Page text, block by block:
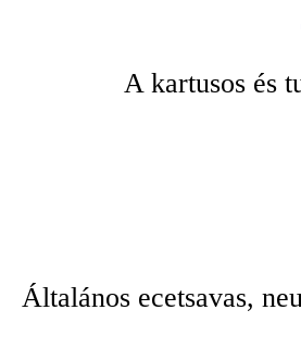
A kartusos és
Általános ecetsavas,